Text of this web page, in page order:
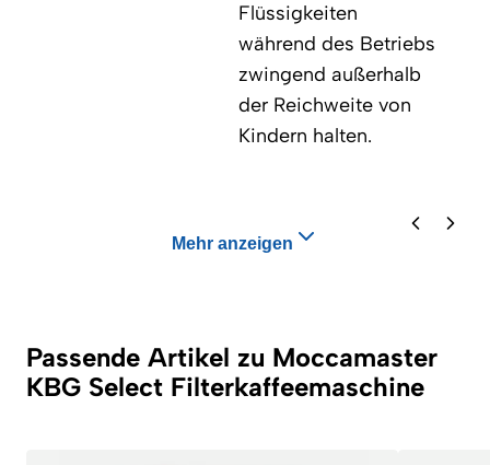
Flüssigkeiten
während des Betriebs
zwingend außerhalb
der Reichweite von
Kindern halten.
Mehr anzeigen
Passende Artikel zu Moccamaster
KBG Select Filterkaffeemaschine